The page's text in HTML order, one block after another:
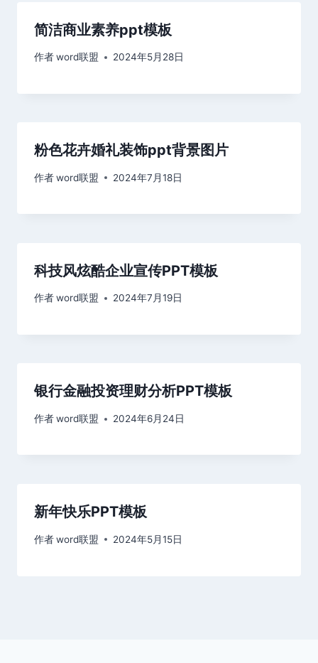
简洁商业素养ppt模板
作者word联盟 2024年5月28日
粉色花卉婚礼装饰ppt背景图片
作者word联盟 2024年7月18日
科技风炫酷企业宣传PPT模板
作者word联盟 2024年7月19日
银行金融投资理财分析PPT模板
作者word联盟 2024年6月24日
新年快乐PPT模板
作者word联盟 2024年5月15日